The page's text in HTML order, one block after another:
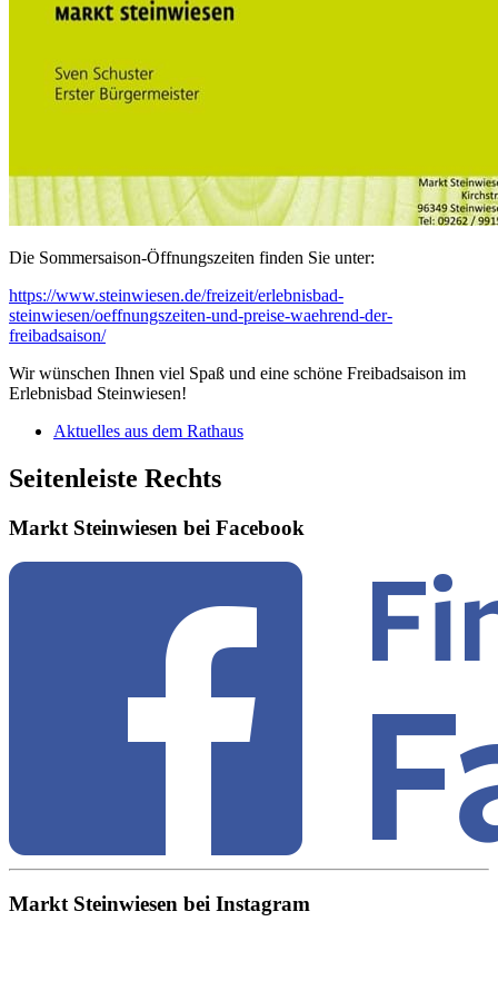
Die Sommersaison-Öffnungszeiten finden Sie unter:
https://www.steinwiesen.de/freizeit/erlebnisbad-
steinwiesen/oeffnungszeiten-und-preise-waehrend-der-
freibadsaison/
Wir wünschen Ihnen viel Spaß und eine schöne Freibadsaison im
Erlebnisbad Steinwiesen!
Aktuelles aus dem Rathaus
Seitenleiste Rechts
Markt Steinwiesen bei Facebook
Markt Steinwiesen bei Instagram